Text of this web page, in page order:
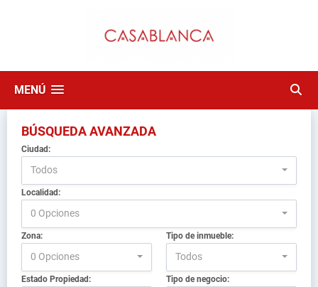
MENÚ
BÚSQUEDA AVANZADA
Ciudad:
Todos
Localidad:
0 Opciones
Zona:
0 Opciones
Tipo de inmueble:
Todos
Estado Propiedad: Tipo de negocio: